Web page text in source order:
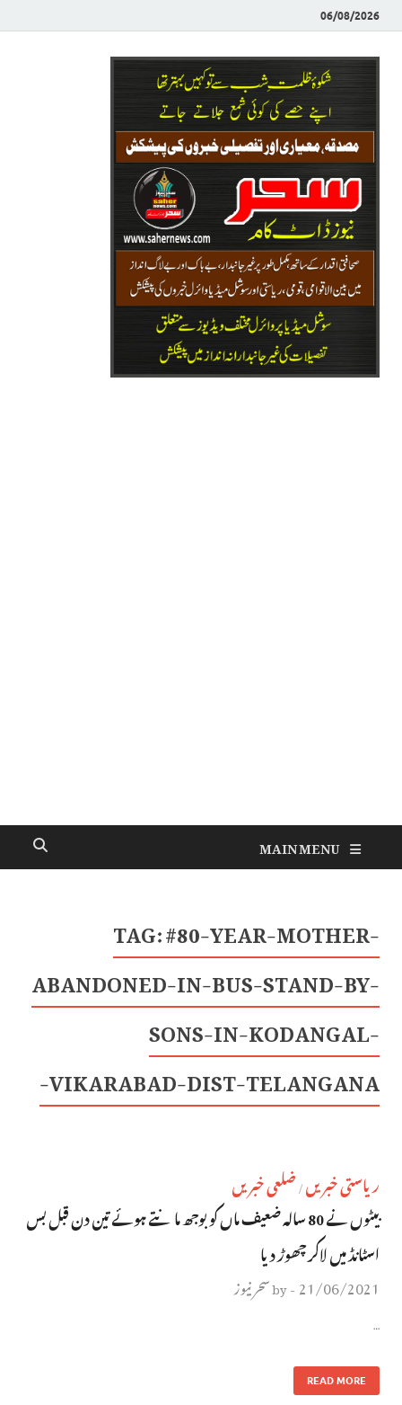
06/08/2026
MAIN MENU
TAG:#80-YEAR-MOTHER-
ABANDONED-IN-BUS-STAND-BY-
SONS-IN-KODANGAL-
VIKARABAD-DIST-TELANGANA-
ریاستی خبریں / ضلعی خبریں
بیٹوں نے 80 سالہ ضعیف ماں کو بوجھ مانتے ہوئے تین دن قبل بس
اسٹانڈ میں لاکر چھوڑ دیا
21/06/2021
-
byسحر نیوز
…
READ MORE